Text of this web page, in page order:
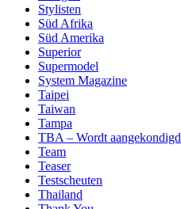
Stylisten
Süd Afrika
Süd Amerika
Superior
Supermodel
System Magazine
Taipei
Taiwan
Tampa
TBA – Wordt aangekondigd
Team
Teaser
Testscheuten
Thailand